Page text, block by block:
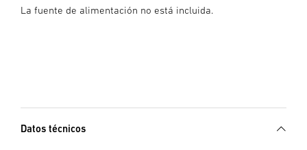
La fuente de alimentación no está incluida.
Datos técnicos